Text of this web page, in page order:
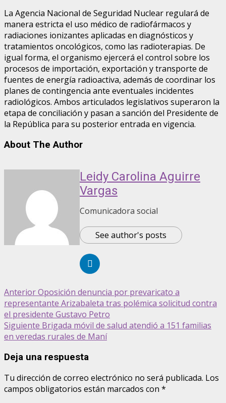
La Agencia Nacional de Seguridad Nuclear regulará de
manera estricta el uso médico de radiofármacos y
radiaciones ionizantes aplicadas en diagnósticos y
tratamientos oncológicos, como las radioterapias. De
igual forma, el organismo ejercerá el control sobre los
procesos de importación, exportación y transporte de
fuentes de energía radioactiva, además de coordinar los
planes de contingencia ante eventuales incidentes
radiológicos. Ambos articulados legislativos superaron la
etapa de conciliación y pasan a sanción del Presidente de
la República para su posterior entrada en vigencia.
About The Author
Leidy Carolina Aguirre
Vargas
Comunicadora social
See author's posts
AnteriorOposición denuncia por prevaricato a
representante Arizabaleta tras polémica solicitud contra
el presidente Gustavo Petro
Siguiente Brigada móvil de salud atendió a 151 familias
en veredas rurales de Maní
Deja una respuesta
Tu dirección de correo electrónico no será publicada. Los
campos obligatorios están marcados con *